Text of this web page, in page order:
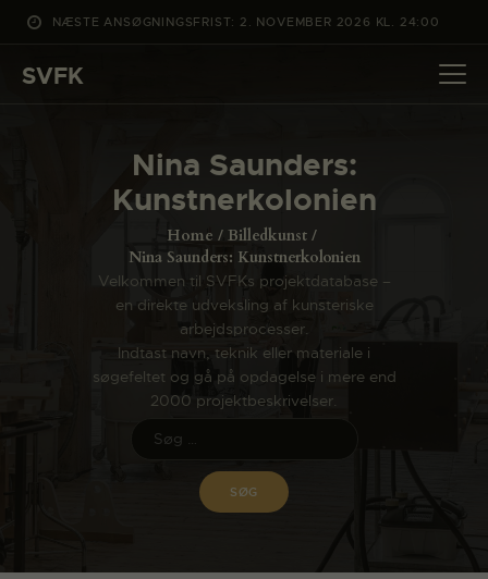
NÆSTE ANSØGNINGSFRIST: 2. NOVEMBER 2026 KL. 24:00
SVFK
Nina Saunders:
Kunstnerkolonien
Home
Billedkunst
Nina Saunders: Kunstnerkolonien
Velkommen til SVFKs projektdatabase –
en direkte udveksling af kunsteriske
arbejdsprocesser.
Indtast navn, teknik eller materiale i
søgefeltet og gå på opdagelse i mere end
2000 projektbeskrivelser.
DET SKER
PROJEKTER
ANSØG
OM SVFK
ENGLISH